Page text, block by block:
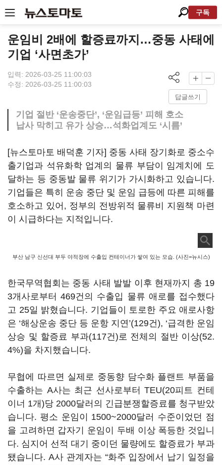
구독
운임비 2배에 할증료까지…중동 사태에
기업 ‘사면초가’
입력: 2026-03-25 11:00:03
수정: 2026-03-25 11:00:03
답글쓰기
기업 절반 ‘운송중단’, ‘운임급등’ 피해 호소
납사 막히고 유가 상승…석화업계도 ‘시름’
[뉴스토마토 배덕훈 기자] 중동 사태 장기화로 중소수
출기업과 석유화학 업계의 물류 부담이 임계치에 도
달하는 등 중동발 물류 위기가 가시화하고 있습니다.
기업들은 특히 운송 중단 및 운임 급등에 따른 피해를
호소하고 있어 , 정부의 전방위적 물류비 지원책 마련
이 시급하다는 지적입니다.
부산 남구 신선대 부두 야적장에 수출입 컨테이너가 쌓여 있는 모습. (사진=뉴시스)
한국무역협회는 중동 사태 발발 이후 현재까지 총 19
3개사로부터469건의 수출입 물류 애로를 접수했다
고 25일 밝혔습니다. 기업들이 토로한 주요 애로사항
은 ‘해상운송 중단 등 운항 지연’(129건), ‘급격한 운임
상승 및 할증료 부과(117건)로 전체의 절반 이상(52.
4%)을 차지했습니다.
무협에 따르면 실제로 중동향 담수화 플랜트 부품을
수출하는 A사는 최근 선사로부터TEU(20피트 컨테
이너 1개 )당 2000달러의 긴급분쟁할증료를 청구받았
습니다. 평소 운임이 1500~2000달러 수준이었던 점
을 고려하면 갑자기 운임이 두배 이상 폭등한 것입니
다. 심지어 선적 대기 중이던 물량에도 할증료가 부과
됐습니다. A사 관계자는 “화주 입장에서 납기 일정을